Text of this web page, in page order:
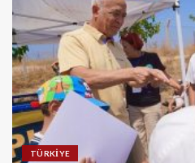
TÜRKIYE